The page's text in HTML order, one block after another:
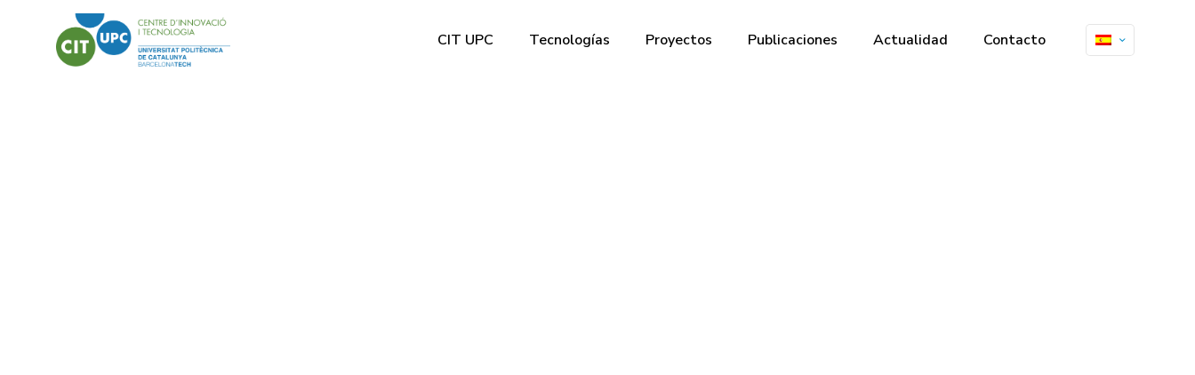
CIT UPC Tecnologías Proyectos Publicaciones Actualidad Contacto